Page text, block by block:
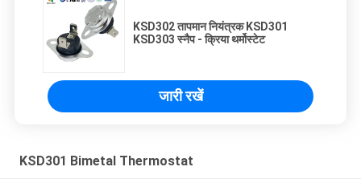
KSD302 तापमान नियंत्रक KSD301
KSD303 स्नैप - क्रिया थर्मोस्टेट
जारी रखें
KSD301 Bimetal Thermostat